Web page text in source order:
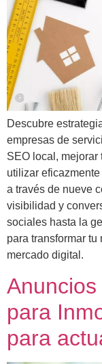
Descubre
empresas de
SEO local, mejorar
utilizar
a través de nueve
visibilidad y
sociales hasta la
para transformar
mercado digital.
para
para